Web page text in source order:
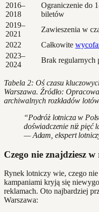
2016–
2018
Ograniczenie do
biletów
2019–
2021
Zawieszenia w
2022
Całkowite
2023–
2024
Brak regularnych
Tabela 2: Oś czasu
Warszawa. Źródło:
archiwalnych rozkładów
“Podróż lotnicza w
doświadczenie niż pięć
— Adam, ekspert
Czego nie znajdziesz
Rynek lotniczy wie, czego nie
kampaniami kryją się
reklamach. Oto najbardziej
Warszawa: